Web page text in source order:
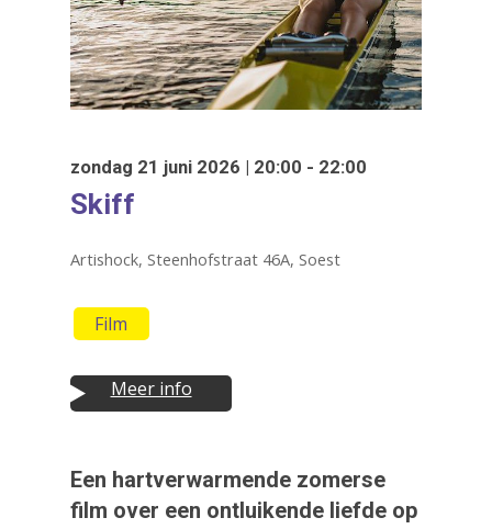
Druk op Enter om te starten met zoeken
zondag 21 juni 2026 | 20:00 - 22:00
Skiff
Artishock, Steenhofstraat 46A, Soest
Film
Meer info
Een hartverwarmende zomerse
film over een ontluikende liefde op